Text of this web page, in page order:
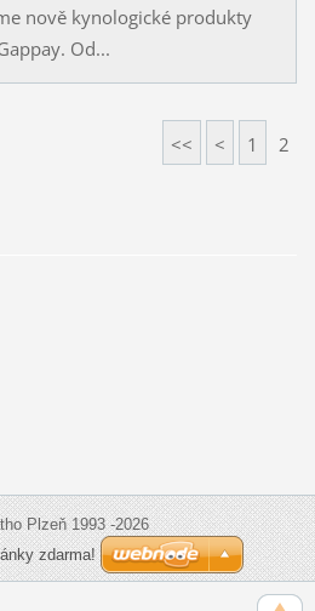
nově kynologické produkty
Od...
<< < 1 2
Plzeň 1993 -2026
zdarma!